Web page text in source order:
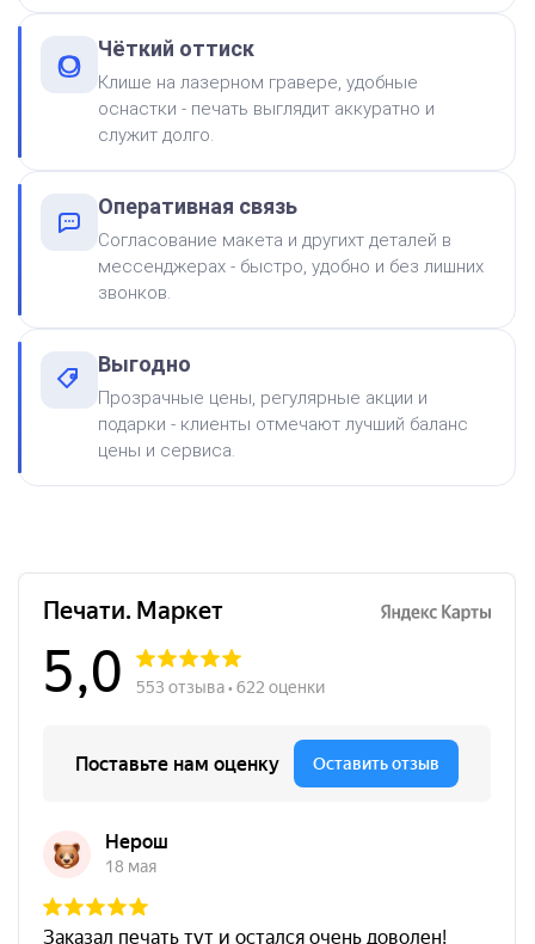
Заказать
Печать ООО № Р74
Краска на водной основе
Shiny S-61 ЧЕРНАЯ 28ml
300
Краска на водной основе
Shiny S-65 ЗЕЛЕНАЯ 28ml
300
Краска на водной основе
Shiny S-64 ФИОЛЕТОВАЯ
300
Штемпельная подушка
Чёткий оттиск
Клише на лазерном гравере, удобные
оснастки - печать выглядит аккуратно и
служит долго.
Оперативная связь
Согласование макета и другихт деталей в
мессенджерах - быстро, удобно и без лишних
звонков.
Выгодно
Прозрачные цены, регулярные акции и
подарки - клиенты отмечают лучший баланс
цены и сервиса.